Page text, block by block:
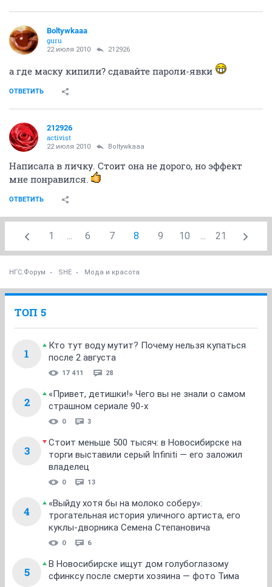
Boltywkaaa
guru
22 июля 2010 212926
а где маску кипили? сдавайте пароли-явки
ОТВЕТИТЬ
212926
activist
22 июля 2010 Boltywkaaa
Написала в личку. Стоит она не дорого, но эффект
мне понравился.
ОТВЕТИТЬ
1 ... 6 7 8 9 10 ... 21
НГС.Форум SHE Мода и красота
ТОП 5
1
Кто тут воду мутит? Почему нельзя купаться
после 2 августа
17 411 28
2
«Привет, детишки!» Чего вы не знали о самом
страшном сериале 90-х
0 3
3
Стоит меньше 500 тысяч: в Новосибирске на
торги выставили серый Infiniti — его заложил
владелец
0 13
4
«Выйду хотя бы на молоко соберу»:
трогательная история уличного артиста, его
куклы-дворника Семена Степановича
0 6
5
В Новосибирске ищут дом голубоглазому
сфинксу после смерти хозяина — фото Тима